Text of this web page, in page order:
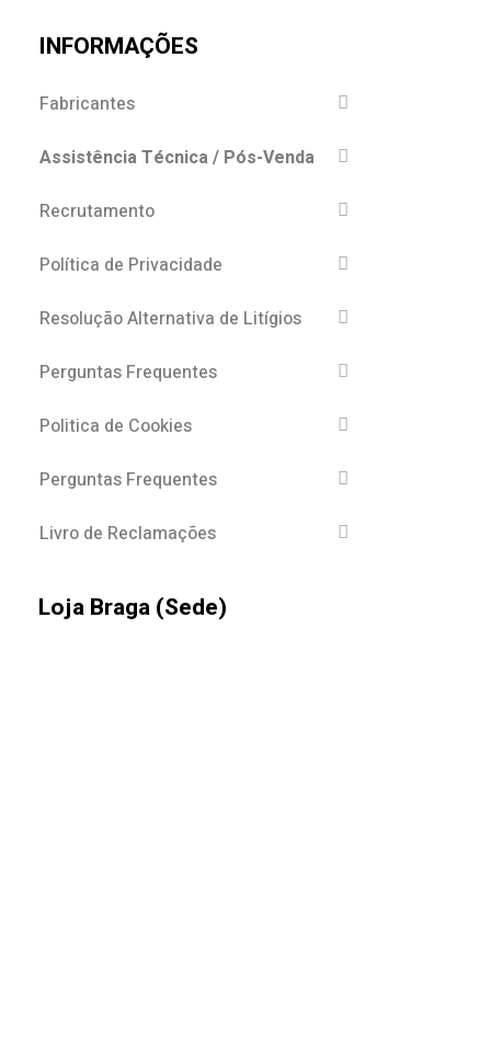
INFORMAÇÕES
Fabricantes
Assistência Técnica / Pós-Venda
Recrutamento
Política de Privacidade
Resolução Alternativa de Litígios
Perguntas Frequentes
Politica de Cookies
Perguntas Frequentes
Livro de Reclamações
Loja Braga (Sede)